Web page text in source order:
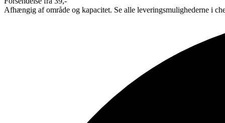
Afhængig af område og kapacitet. Se alle leveringsmulighederne i